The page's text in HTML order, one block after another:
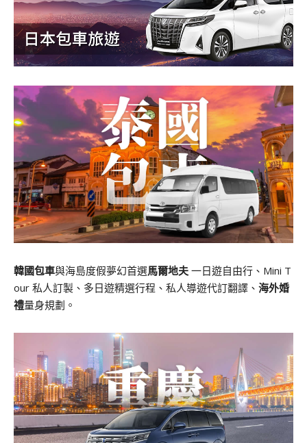
韓國包車與海島度假夢幻首選馬爾地夫 一日遊自由行、Mini T
our 私人訂製、多日遊精選行程、私人導遊代訂翻譯、 海外婚
禮量身規劃。